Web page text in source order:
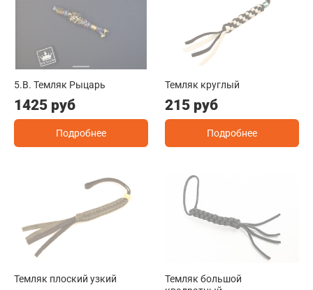
5.B. Темляк Рыцарь
1425 руб
Подробнее
Темляк круглый
215 руб
Подробнее
Темляк плоский узкий
Темляк большой